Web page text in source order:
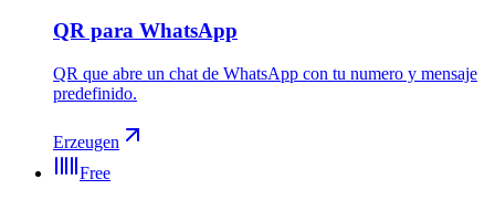
QR para WhatsApp
QR que abre un chat de WhatsApp con tu numero y mensaje
predefinido.
Erzeugen
Free